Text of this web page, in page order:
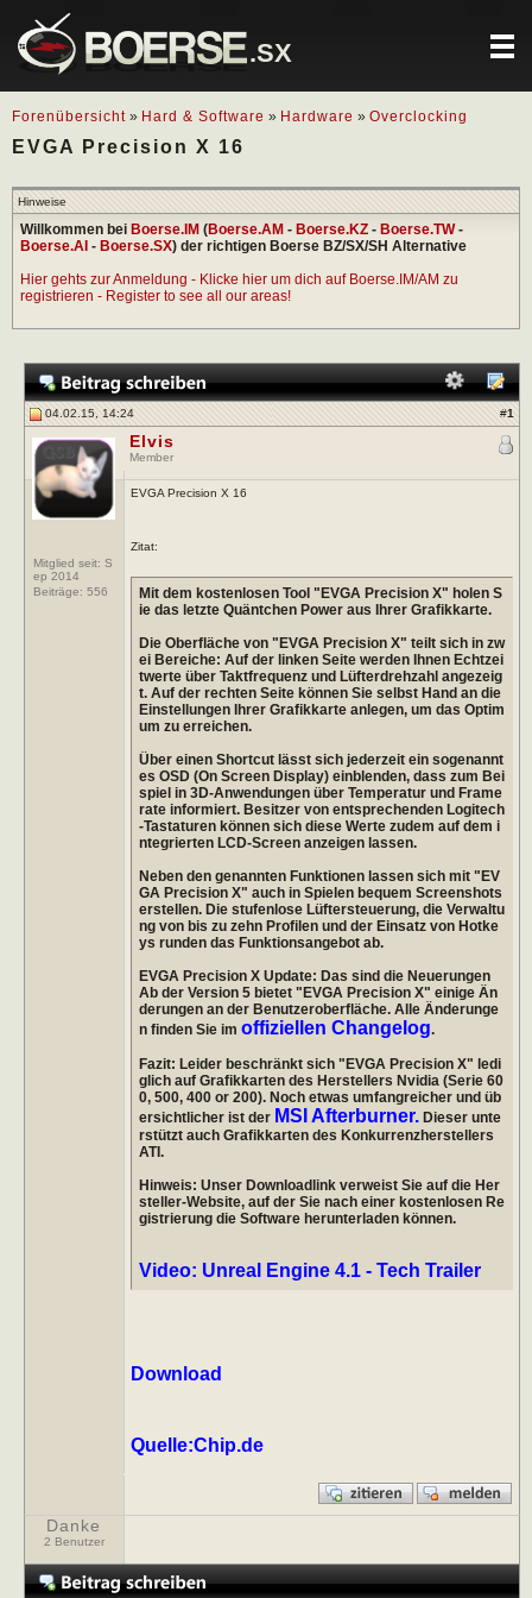
.SX
Forenübersicht » Hard & Software » Hardware » Overclocking
EVGA Precision X 16
Hinweise
Willkommen bei Boerse.IM (Boerse.AM - Boerse.KZ - Boerse.TW-
Boerse.AI - Boerse.SX) der richtigen Boerse BZ/SX/SH Alternative
Hier gehts zur Anmeldung - Klicke hier um dich auf Boerse.IM/AM zu
registrieren - Register to see all our areas!
04.02.15, 14:24 #1
Mitglied seit: S
ep 2014
Beiträge: 556
Elvis
Member
EVGA Precision X 16
Zitat:
Mit dem kostenlosen Tool "EVGA Precision X" holen S
ie das letzte Quäntchen Power aus Ihrer Grafikkarte.
Die Oberfläche von "EVGA Precision X" teilt sich in zw
ei Bereiche: Auf der linken Seite werden Ihnen Echtzei
twerte über Taktfrequenz und Lüfterdrehzahl angezeig
t. Auf der rechten Seite können Sie selbst Hand an die
Einstellungen Ihrer Grafikkarte anlegen, um das Optim
um zu erreichen.
Über einen Shortcut lässt sich jederzeit ein sogenannt
es OSD (On Screen Display) einblenden, dass zum Bei
spiel in 3D-Anwendungen über Temperatur und Frame
rate informiert. Besitzer von entsprechenden Logitech
-Tastaturen können sich diese Werte zudem auf dem i
ntegrierten LCD-Screen anzeigen lassen.
Neben den genannten Funktionen lassen sich mit "EV
GA Precision X" auch in Spielen bequem Screenshots
erstellen. Die stufenlose Lüftersteuerung, die Verwaltu
ng von bis zu zehn Profilen und der Einsatz von Hotke
ys runden das Funktionsangebot ab.
EVGA Precision X Update: Das sind die Neuerungen
Ab der Version 5 bietet "EVGA Precision X" einige Än
derungen an der Benutzeroberfläche. Alle Änderunge
n finden Sie im offiziellen Changelog.
Fazit: Leider beschränkt sich "EVGA Precision X" ledi
glich auf Grafikkarten des Herstellers Nvidia (Serie 60
0, 500, 400 or 200). Noch etwas umfangreicher und üb
ersichtlicher ist der MSI Afterburner.Dieser unte
rstützt auch Grafikkarten des Konkurrenzherstellers
ATI.
Hinweis: Unser Downloadlink verweist Sie auf die Her
steller-Website, auf der Sie nach einer kostenlosen Re
gistrierung die Software herunterladen können.
Video: Unreal Engine 4.1 - Tech Trailer
Download
Quelle:Chip.de
Danke
2 Benutzer